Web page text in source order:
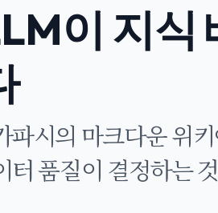
이 지식
파시의 마크다운 위
터 품질이 결정하는 것